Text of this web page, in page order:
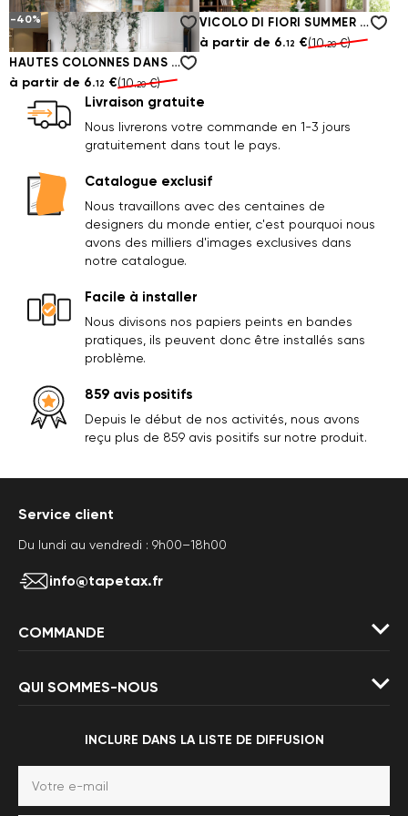
coucher
Papiers
peints
pour
cuisine
(4)
Papiers
peints
couloir
Papiers
peints
Style
minimaliste
(1)
Vintage (1)
12 20 12
à partir de6.12€ (10.20
VICOLO DI FIORI SUMMER AVEC UN PONT
à partir de 6.12 €(10.20€)
-40%
HAUTES COLONNES DANS LA SALLE BLANCHE
à partir de 6.12 €(10.20€)
Livraison gratuite
Nous livrerons votre commande en 1-3 jours
gratuitement dans tout le pays.
Catalogue exclusif
Nous travaillons avec des centaines de
designers du monde entier, c'est pourquoi nous
avons des milliers d'images exclusives dans
notre catalogue.
Facile à installer
Nous divisons nos papiers peints en bandes
pratiques, ils peuvent donc être installés sans
problème.
859 avis positifs
Depuis le début de nos activités, nous avons
reçu plus de 859 avis positifs sur notre produit.
Service client
Du lundi au vendredi : 9h00–18h00
info@tapetax.fr
COMMANDE
QUI SOMMES-NOUS
INCLURE DANS LA LISTE DE DIFFUSION